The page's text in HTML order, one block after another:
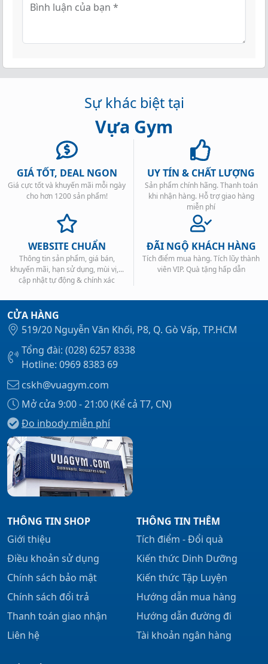
Bình luận của bạn *
Sự khác biệt tại
Vựa Gym
GIÁ TỐT, DEAL NGON
Giá cực tốt và khuyến mãi mỗi ngày
cho hơn 1200 sản phẩm!
UY TÍN & CHẤT LƯỢNG
Sản phẩm chính hãng. Thanh toán
khi nhận hàng. Hỗ trợ giao hàng
miễn phí
WEBSITE CHUẨN
Thông tin sản phẩm, giá bán,
khuyến mãi, hạn sử dụng, mùi vị,...
cập nhật tự động & chính xác
ĐÃI NGỘ KHÁCH HÀNG
Tích điểm mua hàng. Tích lũy thành
viên VIP. Quà tặng hấp dẫn
CỬA HÀNG
519/20 Nguyễn Văn Khối, P8, Q. Gò Vấp, TP.HCM
Tổng đài: (028) 6257 8338
Hotline: 0969 8383 69
cskh@vuagym.com
Mở cửa 9:00 - 21:00 (Kể cả T7, CN)
Đo inbody miễn phí
THÔNG TIN SHOP
Giới thiệu
Điều khoản sử dụng
Chính sách bảo mật
Chính sách đổi trả
Thanh toán giao nhận
Liên hệ
THÔNG TIN THÊM
Tích điểm - Đổi quà
Kiến thức Dinh Dưỡng
Kiến thức Tập Luyện
Hướng dẫn mua hàng
Hướng dẫn đường đi
Tài khoản ngân hàng